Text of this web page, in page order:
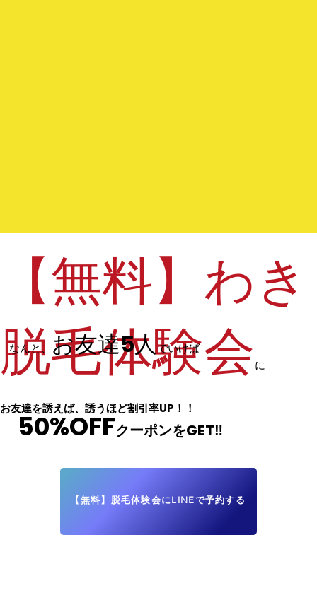
【無料】わき
脱毛体験会に
お友達を誘えば、誘うほど割引率UP！！
なんと、 お友達5人でいけば
50%OFFクーポンをGET‼︎
【無料】脱毛体験会にLINEで予約する